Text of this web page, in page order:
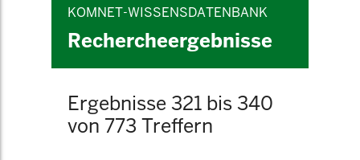
KOMNET-WISSENSDATENBANK
Rechercheergebnisse
Ergebnisse 321 bis 340
von 773 Treffern